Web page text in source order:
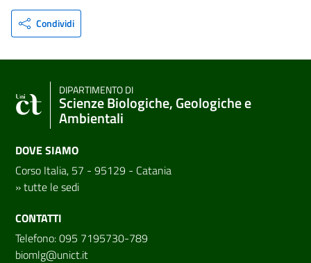
Condividi
DIPARTIMENTO DI
Scienze Biologiche, Geologiche e
Ambientali
DOVE SIAMO
Corso Italia, 57 - 95129 - Catania
»tutte le sedi
CONTATTI
Telefono: 095 7195730-789
biomlg@unict.it